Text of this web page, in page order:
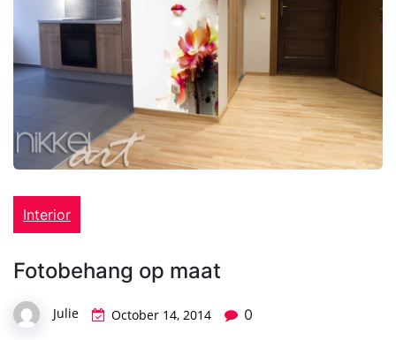
Interior
Fotobehang op maat
Julie October 14, 2014 0